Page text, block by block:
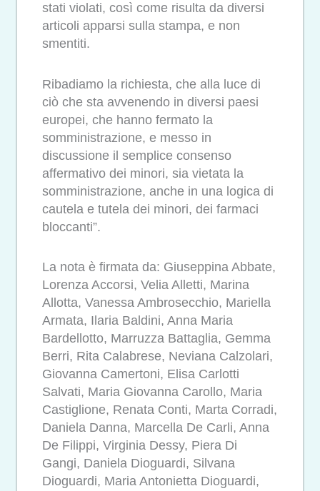
stati violati, così come risulta da diversi
articoli apparsi sulla stampa, e non
smentiti.
Ribadiamo la richiesta, che alla luce di
ciò che sta avvenendo in diversi paesi
europei, che hanno fermato la
somministrazione, e messo in
discussione il semplice consenso
affermativo dei minori, sia vietata la
somministrazione, anche in una logica di
cautela e tutela dei minori, dei farmaci
bloccanti”.
La nota è firmata da: Giuseppina Abbate,
Lorenza Accorsi, Velia Alletti, Marina
Allotta, Vanessa Ambrosecchio, Mariella
Armata, Ilaria Baldini, Anna Maria
Bardellotto, Marruzza Battaglia, Gemma
Berri, Rita Calabrese, Neviana Calzolari,
Giovanna Camertoni, Elisa Carlotti
Salvati, Maria Giovanna Carollo, Maria
Castiglione, Renata Conti, Marta Corradi,
Daniela Danna, Marcella De Carli, Anna
De Filippi, Virginia Dessy, Piera Di
Gangi, Daniela Dioguardi, Silvana
Dioguardi, Maria Antonietta Dioguardi,